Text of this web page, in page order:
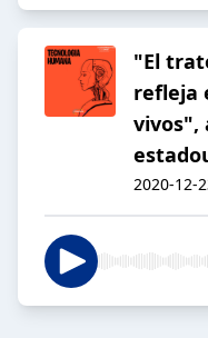
"El
refleja
vivos",
2020-12-